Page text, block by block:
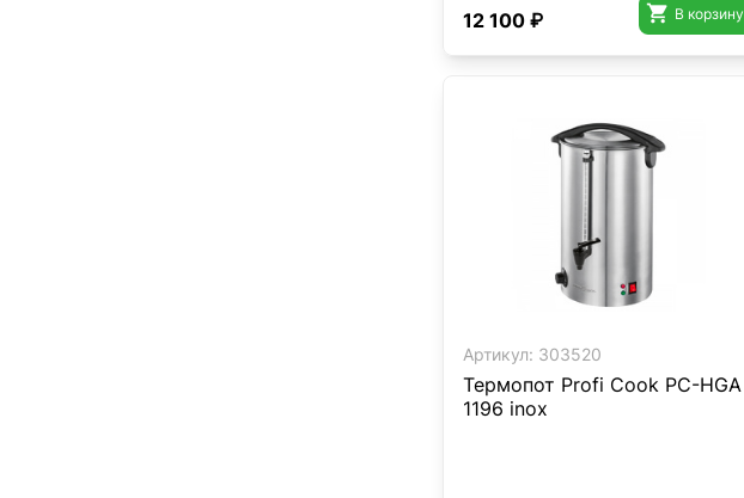
12 100 ₽  В корзину
Артикул: 303520
Термопот Profi Cook PC-HGA
1196 inox